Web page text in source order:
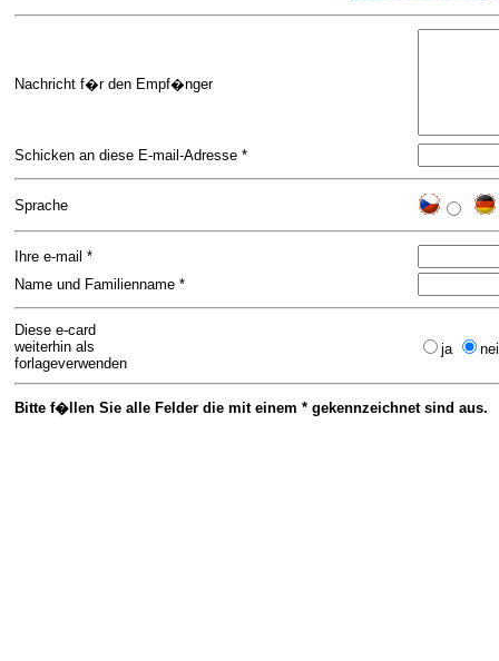
Nachricht f�r den Empf�nger
Schicken an diese E-mail-Adresse *
Sprache
Ihre e-mail *
Name und Familienname *
Diese e-card
weiterhin als
forlageverwenden
ja
Bitte f�llen Sie alle Felder die mit einem * gekennzeichnet sind aus.